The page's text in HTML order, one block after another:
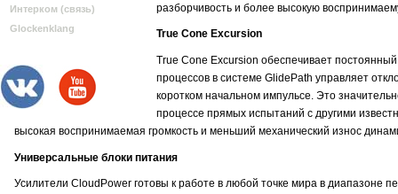
Интерком (связь)
Glockenklang
разборчивость и более высокую
True Cone Excursion
True Cone Excursion обеспечивает
процессов в системе GlidePath управляет
коротком начальном импульсе. Это
процессе прямых испытаний с другими
высокая воспринимаемая громкость и меньший механический износ
Универсальные блоки питания
Усилители CloudPower готовы к работе в любой точке мира в диапазоне